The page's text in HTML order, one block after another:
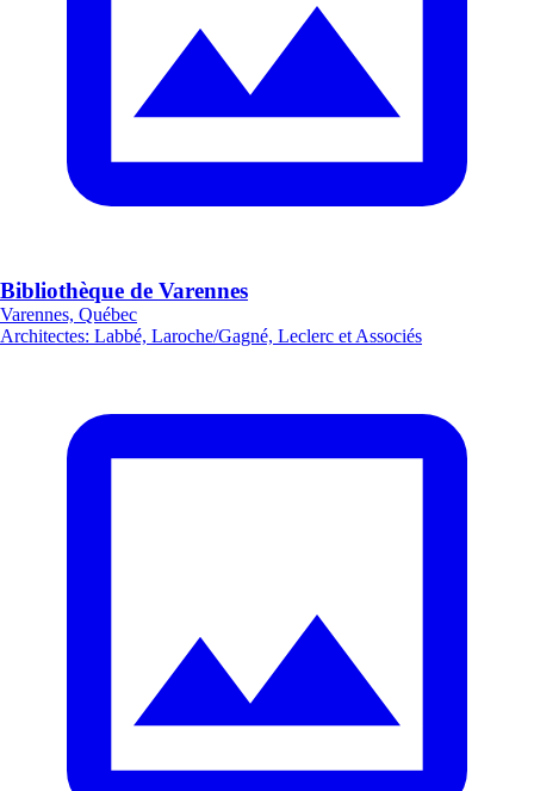
Bibliothèque de Varennes
Varennes, Québec
Architectes: Labbé, Laroche/Gagné, Leclerc et Associés